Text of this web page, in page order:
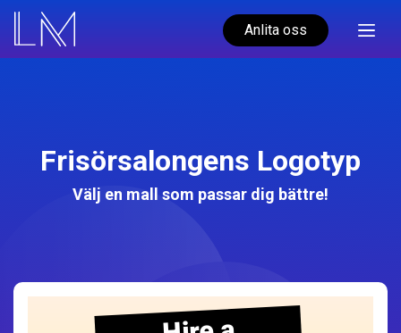
Anlita oss
Frisörsalongens Logotyp
Välj en mall som passar dig bättre!